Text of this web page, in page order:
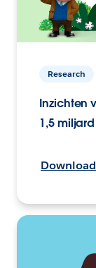
Research
Inzichten
1,5